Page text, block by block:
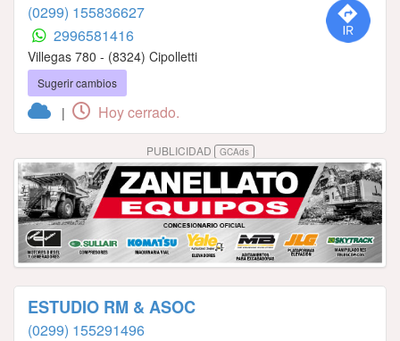
(0299) 155836627
2996581416
Villegas 780 - (8324) Cipolletti
Sugerir cambios
| Hoy cerrado.
PUBLICIDAD GCAds
ESTUDIO RM & ASOC
(0299) 155291496